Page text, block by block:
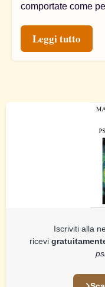
Iscriviti alla
ricevi
comportate come
Leggi tutto